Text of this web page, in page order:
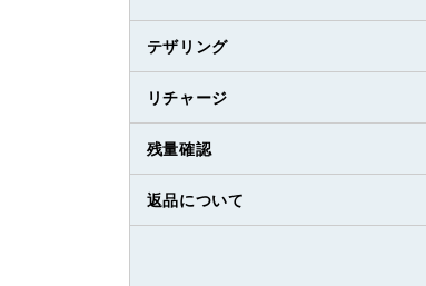
テザリング
リチャージ
残量確認
返品について